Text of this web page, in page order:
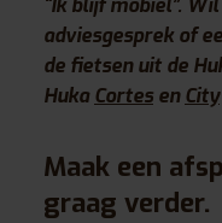
“Ik blijf mobiel”.
adviesgesprek of
de fietsen uit de
HukaCortes enCity
Maak een
graag verder.